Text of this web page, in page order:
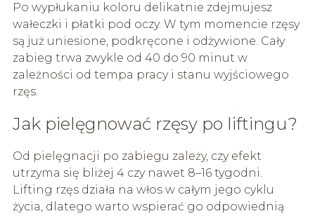
Po wypłukaniu koloru delikatnie zdejmujesz
wałeczki i płatki pod oczy. W tym momencie rzęsy
są już uniesione, podkręcone i odżywione. Cały
zabieg trwa zwykle od 40 do 90 minut w
zależności od tempa pracy i stanu wyjściowego
rzęs.
Jak pielęgnować rzęsy po liftingu?
Od pielęgnacji po zabiegu zależy, czy efekt
utrzyma się bliżej 4 czy nawet 8–16 tygodni.
Lifting rzęs działa na włos w całym jego cyklu
życia, dlatego warto wspierać go odpowiednią